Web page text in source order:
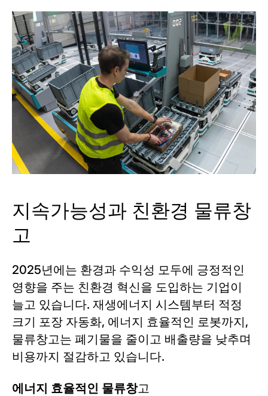
지속가능성과 친환경 물류창
고
2025년에는 환경과 수익성 모두에 긍정적인
영향을 주는 친환경 혁신을 도입하는 기업이
늘고 있습니다. 재생에너지 시스템부터 적정
크기 포장 자동화, 에너지 효율적인 로봇까지,
물류창고는 폐기물을 줄이고 배출량을 낮추며
비용까지 절감하고 있습니다.
에너지 효율적인 물류창고